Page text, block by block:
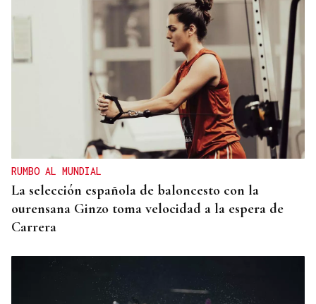
RUMBO AL MUNDIAL
La selección española de baloncesto con la
ourensana Ginzo toma velocidad a la espera de
Carrera